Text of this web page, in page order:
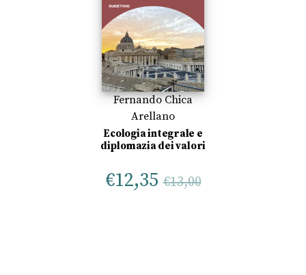
Fernando Chica
Arellano
Ecologia integrale e
diplomazia dei valori
€12,35 €13,00